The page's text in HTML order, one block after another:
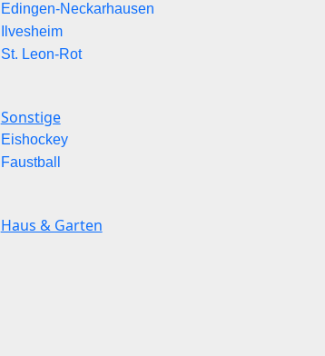
Edingen-Neckarhausen
Ilvesheim
St. Leon-Rot
Sonstige
Eishockey
Faustball
Haus & Garten